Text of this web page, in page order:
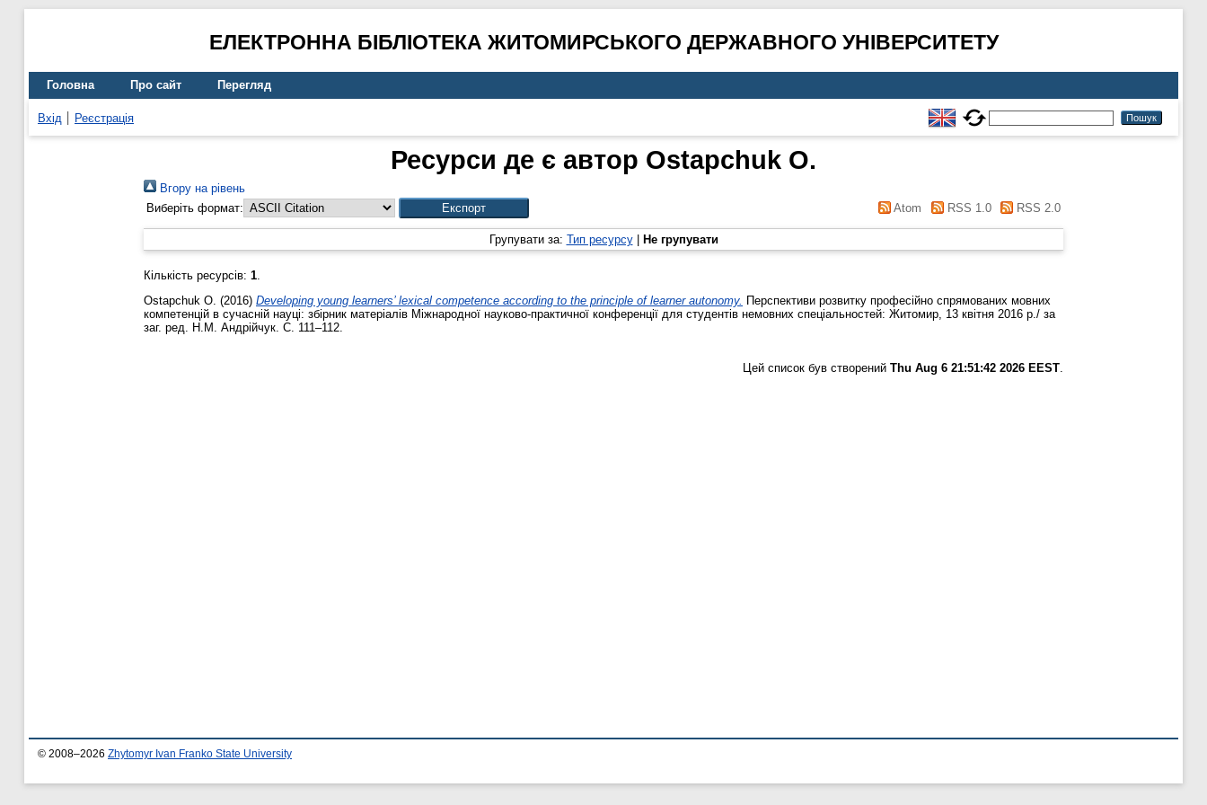
ЕЛЕКТРОННА БІБЛІОТЕКА ЖИТОМИРСЬКОГО ДЕРЖАВНОГО УНІВЕРСИТЕТУ
Головна Про сайт Перегляд
Вхід Реєстрація
Ресурси де є автор Ostapchuk O.
Вгору на рівень
Виберіть формат:
Atom RSS 1.0 RSS 2.0
Групувати за: Тип ресурсу| Не групувати
Кількість ресурсів: 1.
Ostapchuk O. (2016) Developing young learners’ lexical competence according to the principle of learner autonomy. Перспективи розвитку професійно спрямованих мовних
компетенцій в сучасній науці: збірник матеріалів Міжнародної науково-практичної конференції для студентів немовних спеціальностей: Житомир, 13 квітня 2016 р./ за
заг. ред. Н.М. Андрійчук. С. 111–112.
Цей список був створений Thu Aug 6 21:51:42 2026 EEST.
© 2008–2026 Zhytomyr Ivan Franko State University